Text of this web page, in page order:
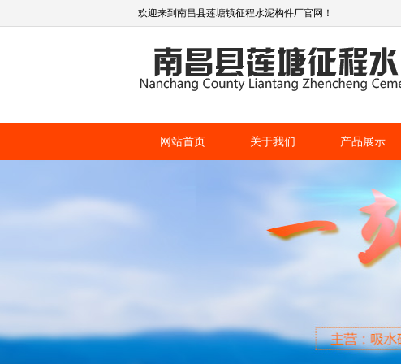
欢迎来到南昌县莲塘镇征程水泥构件厂官网！
网站首页 关于我们 产品展示